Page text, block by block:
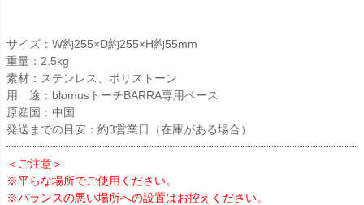
サイズ：W約255×D約255×H約55mm
重量：2.5kg
素材：ステンレス、ポリストーン
用 途：blomusトーチBARRA専用ベース
原産国：中国
発送までの目安：約3営業日（在庫がある場合）
＜ご注意＞
※平らな場所でご使用ください。
※バランスの悪い場所への設置はお控えください。